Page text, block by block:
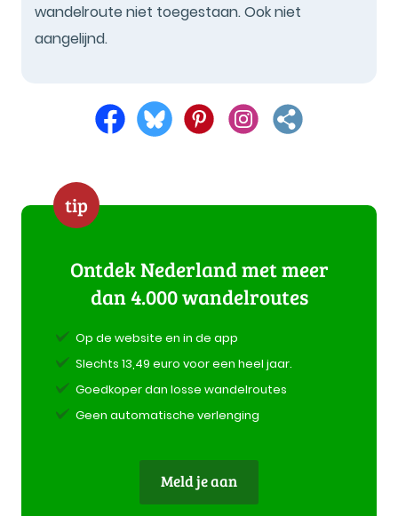
wandelroute niet toegestaan. Ook niet
aangelijnd.
tip
Ontdek Nederland met meer
dan 4.000 wandelroutes
Op de website en in de app
Slechts 13,49 euro voor een heel jaar.
Goedkoper dan losse wandelroutes
Geen automatische verlenging
Meld je aan